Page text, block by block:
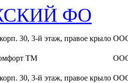
ФО
30, 3-й этаж, правое крыло
ТМ
30, 3-й этаж, правое крыло